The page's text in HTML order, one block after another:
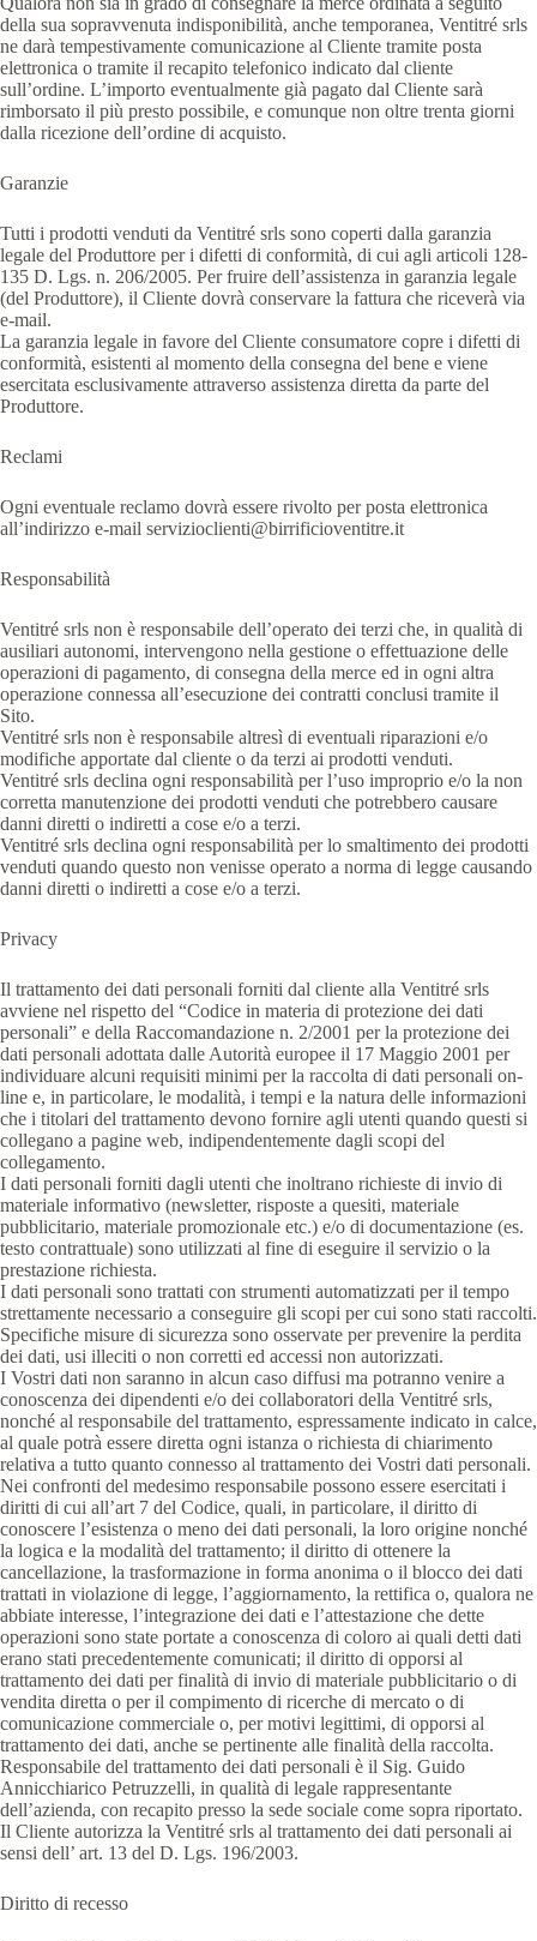
della sua sopravvenuta indisponibilità, anche temporanea, Ventitré srls
ne darà tempestivamente comunicazione al Cliente tramite posta
elettronica o tramite il recapito telefonico indicato dal cliente
sull’ordine. L’importo eventualmente già pagato dal Cliente sarà
rimborsato il più presto possibile, e comunque non oltre trenta giorni
dalla ricezione dell’ordine di acquisto.
Garanzie
Tutti i prodotti venduti da Ventitré srls sono coperti dalla garanzia
legale del Produttore per i difetti di conformità, di cui agli articoli 128-
135 D. Lgs. n. 206/2005. Per fruire dell’assistenza in garanzia legale
(del Produttore), il Cliente dovrà conservare la fattura che riceverà via
e-mail.
La garanzia legale in favore del Cliente consumatore copre i difetti di
conformità, esistenti al momento della consegna del bene e viene
esercitata esclusivamente attraverso assistenza diretta da parte del
Produttore.
Reclami
Ogni eventuale reclamo dovrà essere rivolto per posta elettronica
all’indirizzo e-mail servizioclienti@birrificioventitre.it
Responsabilità
Ventitré srls non è responsabile dell’operato dei terzi che, in qualità di
ausiliari autonomi, intervengono nella gestione o effettuazione delle
operazioni di pagamento, di consegna della merce ed in ogni altra
operazione connessa all’esecuzione dei contratti conclusi tramite il
Sito.
Ventitré srls non è responsabile altresì di eventuali riparazioni e/o
modifiche apportate dal cliente o da terzi ai prodotti venduti.
Ventitré srls declina ogni responsabilità per l’uso improprio e/o la non
corretta manutenzione dei prodotti venduti che potrebbero causare
danni diretti o indiretti a cose e/o a terzi.
Ventitré srls declina ogni responsabilità per lo smaltimento dei prodotti
venduti quando questo non venisse operato a norma di legge causando
danni diretti o indiretti a cose e/o a terzi.
Privacy
Il trattamento dei dati personali forniti dal cliente alla Ventitré srls
avviene nel rispetto del “Codice in materia di protezione dei dati
personali” e della Raccomandazione n. 2/2001 per la protezione dei
dati personali adottata dalle Autorità europee il 17 Maggio 2001 per
individuare alcuni requisiti minimi per la raccolta di dati personali on-
line e, in particolare, le modalità, i tempi e la natura delle informazioni
che i titolari del trattamento devono fornire agli utenti quando questi si
collegano a pagine web, indipendentemente dagli scopi del
collegamento.
I dati personali forniti dagli utenti che inoltrano richieste di invio di
materiale informativo (newsletter, risposte a quesiti, materiale
pubblicitario, materiale promozionale etc.) e/o di documentazione (es.
testo contrattuale) sono utilizzati al fine di eseguire il servizio o la
prestazione richiesta.
I dati personali sono trattati con strumenti automatizzati per il tempo
strettamente necessario a conseguire gli scopi per cui sono stati raccolti.
Specifiche misure di sicurezza sono osservate per prevenire la perdita
dei dati, usi illeciti o non corretti ed accessi non autorizzati.
I Vostri dati non saranno in alcun caso diffusi ma potranno venire a
conoscenza dei dipendenti e/o dei collaboratori della Ventitré srls,
nonché al responsabile del trattamento, espressamente indicato in calce,
al quale potrà essere diretta ogni istanza o richiesta di chiarimento
relativa a tutto quanto connesso al trattamento dei Vostri dati personali.
Nei confronti del medesimo responsabile possono essere esercitati i
diritti di cui all’art 7 del Codice, quali, in particolare, il diritto di
conoscere l’esistenza o meno dei dati personali, la loro origine nonché
la logica e la modalità del trattamento; il diritto di ottenere la
cancellazione, la trasformazione in forma anonima o il blocco dei dati
trattati in violazione di legge, l’aggiornamento, la rettifica o, qualora ne
abbiate interesse, l’integrazione dei dati e l’attestazione che dette
operazioni sono state portate a conoscenza di coloro ai quali detti dati
erano stati precedentemente comunicati; il diritto di opporsi al
trattamento dei dati per finalità di invio di materiale pubblicitario o di
vendita diretta o per il compimento di ricerche di mercato o di
comunicazione commerciale o, per motivi legittimi, di opporsi al
trattamento dei dati, anche se pertinente alle finalità della raccolta.
Responsabile del trattamento dei dati personali è il Sig. Guido
Annicchiarico Petruzzelli, in qualità di legale rappresentante
dell’azienda, con recapito presso la sede sociale come sopra riportato.
Il Cliente autorizza la Ventitré srls al trattamento dei dati personali ai
sensi dell’ art. 13 del D. Lgs. 196/2003.
Diritto di recesso